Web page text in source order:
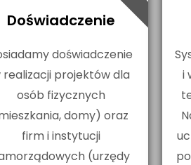
Doświadczenie
doświadczenie
realizacji projektów dla
osób fizycznych
domy) oraz
firm i instytucji
(urzędy
i